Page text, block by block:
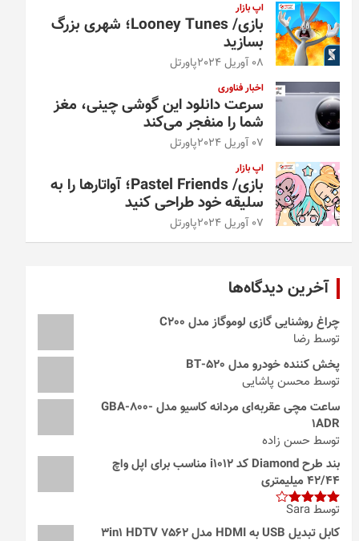
اپ بازار
بازی/ Looney Tunes؛ شهری بزرگ
بسازید
08 آوریل 2024 پاورتل
اخبار فناوری
سرعت دانلود این گوشی چینی، مغز
شما را منفجر می‌کند
07 آوریل 2024 پاورتل
اپ بازار
بازی/ Pastel Friends؛ آواتارها را به
سلیقه خود طراحی کنید
07 آوریل 2024 پاورتل
آخرین دیدگاه‌ها
چراغ روشنایی گازی لوموگاز مدل C200
توسط رضا
پخش کننده خودرو مدل 520-BT
توسط محسن پاشایی
ساعت مچی عقربه‌ای مردانه کاسیو مدل GBA-800-
1ADR
توسط حسن زاده
بند طرح Diamond کد i1012 مناسب برای اپل واچ
42/44 میلیمتری
امتیاز4
از 5
توسط Sara
کابل تبدیل USB به HDMI مدل 3in1 HDTV 7562